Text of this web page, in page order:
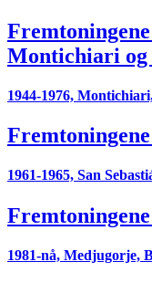
Montichiari og
1944-1976,
1961-1965, San
1981-nå, Medjugorje,